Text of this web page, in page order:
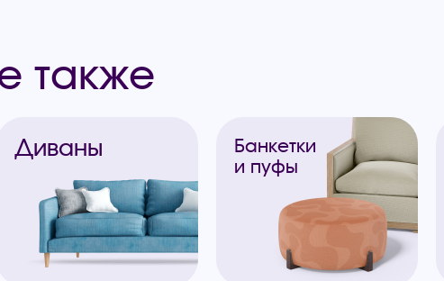
также
Диваны
Банкетки
и пуфы